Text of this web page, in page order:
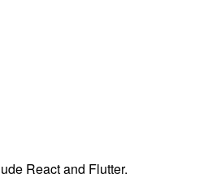
React and Flutter.